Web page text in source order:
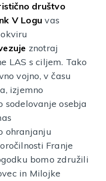
društvo
V Logu vas
znotraj
LAS s ciljem. Tako
vojno, v času
izjemno
sodelovanje osebja
ohranjanju
Franje
bomo združili
in Milojke